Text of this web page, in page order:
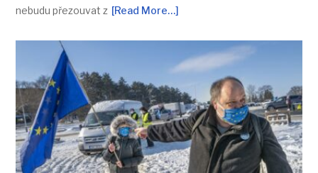
nebudu přezouvat z [Read More…]